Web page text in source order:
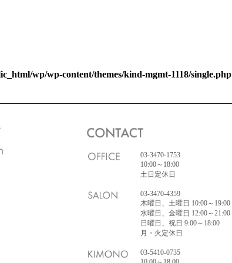
wp/wp-content/themes/kind-mgmt-1118/single.php
03-3470-1753
10:00～18:00
土日定休日
03-3470-4359
木曜日、土曜日 10:00～19:00
水曜日、金曜日 12:00～21:00
日曜日、祝日 9:00～18:00
月・火定休日
03-5410-0735